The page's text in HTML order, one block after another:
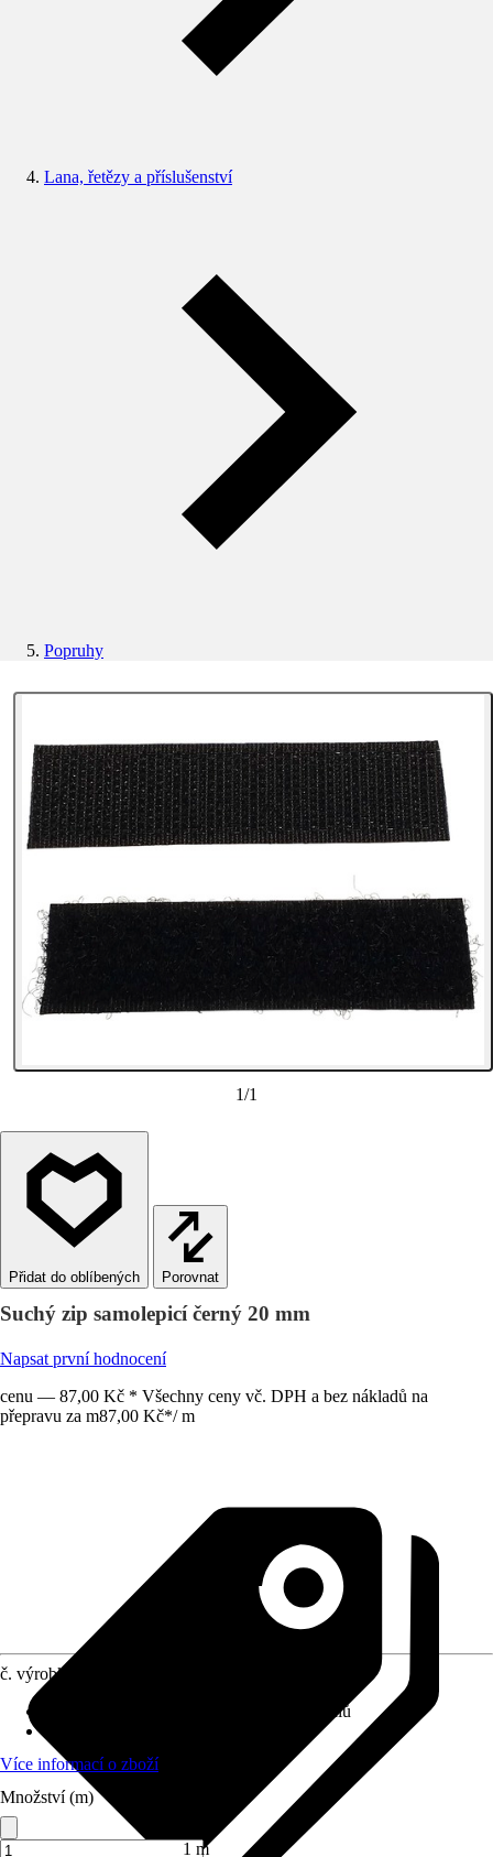
Lana, řetězy a příslušenství
Popruhy
1/1
Porovnat
Suchý zip samolepicí černý 20 mm
Napsat první hodnocení
cenu — 87,00 Kč * Všechny ceny vč. DPH a bez nákladů na
přepravu za m87,00 Kč*/ m
č. výrobku
připevnění lehkých materiálů
Více informací o zboží
Množství (m)
1 m